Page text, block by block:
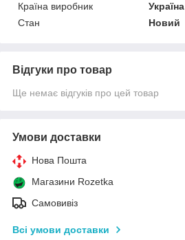
Країна виробник
Україна
Стан
Новий
Відгуки про товар
Ще немає відгуків про цей товар
Умови доставки
Нова Пошта
Магазини Rozetka
Самовивіз
Всі умови доставки